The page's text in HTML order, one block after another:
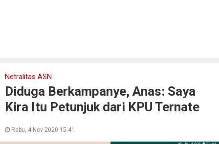
Netralitas ASN
Diduga Berkampanye, Anas: Saya
Kira Itu Petunjuk dari KPU Ternate
Rabu, 4 Nov 2020 15:41